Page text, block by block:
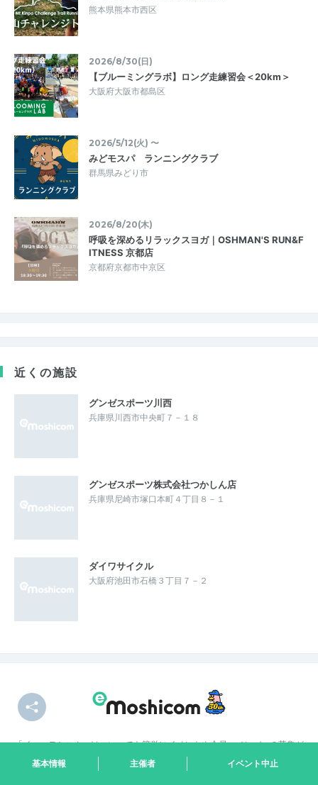
基本情報 主催者 イベント中止
熊本県熊本市西区
2026/8/30(日)
【ブルーミングラボ】ロング走練習会＜20km＞
大阪府大阪市都島区
2026/5/12(火) 〜
みどモスパ ランニングクラブ
群馬県みどり市
2026/8/20(木)
呼吸を深めるリラックスヨガ｜OSHMAN'S RUN&F
ITNESS 京都店
京都府京都市中京区
近くの施設
グンゼスポーツ川西
兵庫県川西市中央町７－１８
グンゼスポーツ株式会社つかしん店
兵庫県尼崎市塚口本町４丁目８－１
ダイワサイクル
大阪府池田市石橋３丁目７－２
「イー・モシコム」は、いつでも簡単にイベントや会員・メンバーの募集が
できるサービスです。
RUNNETに掲載ができ（無料）、集客や申込者管理などの主催者様のお悩